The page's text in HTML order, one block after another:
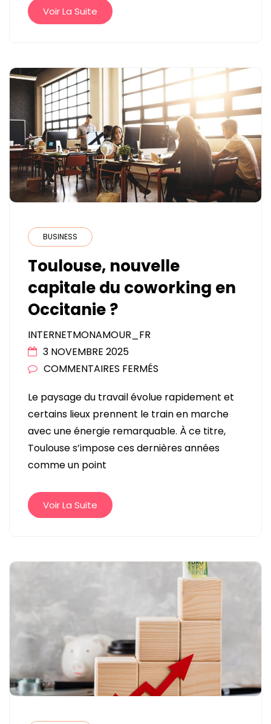
COLLECTIVITÉS
?
Voir La Suite
BUSINESS
Toulouse, nouvelle
capitale du coworking en
Occitanie ?
INTERNETMONAMOUR_FR
3 NOVEMBRE 2025
COMMENTAIRES FERMÉS
NOUVELLE
CAPITALE
DU
COWORKING
Le paysage du travail évolue rapidement et
certains lieux prennent le train en marche
avec une énergie remarquable. À ce titre,
Toulouse s’impose ces dernières années
comme un point
Voir La Suite